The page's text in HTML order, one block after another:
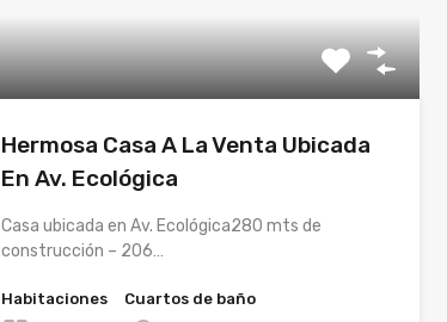
Hermosa Casa A La Venta Ubicada
En Av. Ecológica
Casa ubicada en Av. Ecológica280 mts de
construcción – 206…
Habitaciones
Cuartos de baño